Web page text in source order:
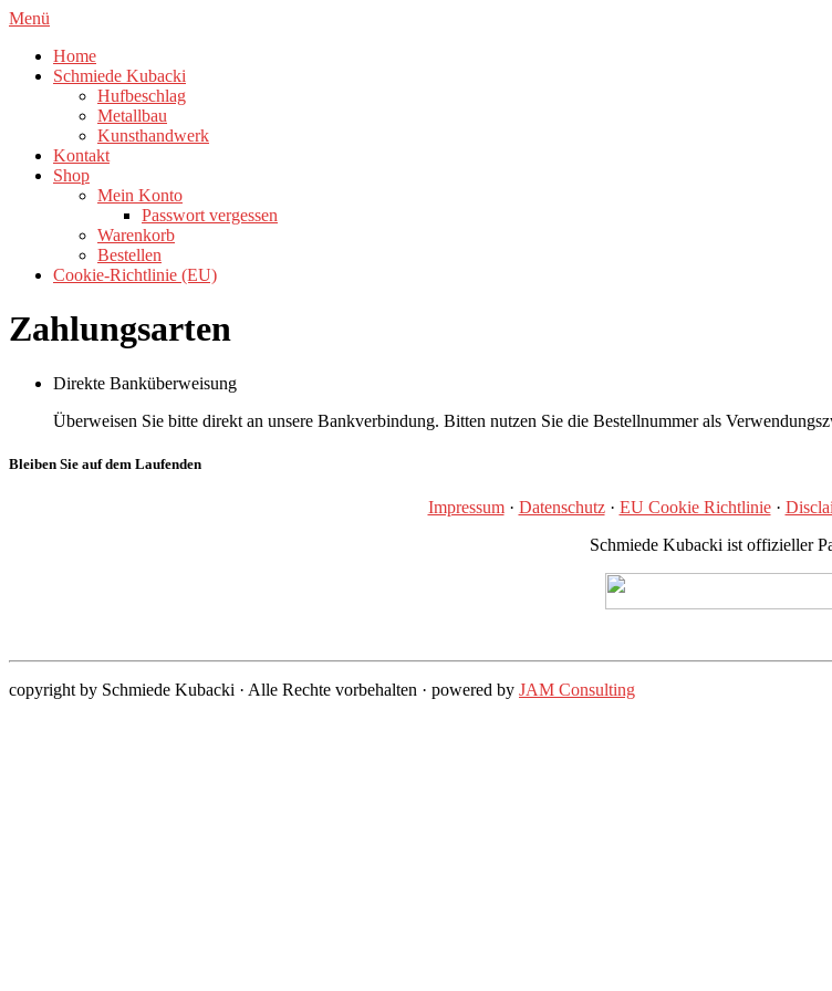
Zum
springen
Menü
Home
Schmiede Kubacki
Hufbeschlag
Metallbau
Kunsthandwerk
Kontakt
Shop
Mein Konto
Passwort vergessen
Warenkorb
Bestellen
Cookie-Richtlinie (EU)
Zahlungsarten
Direkte Banküberweisung
Überweisen Sie bitte direkt an unsere Bankverbindung. Bitten nutzen Sie die Bestellnummer als
Bleiben Sie auf dem Laufenden
Impressum· Datenschutz· EU Cookie Richtlinie·
Schmiede Kubacki ist offizieller
copyright by Schmiede Kubacki · Alle Rechte vorbehalten · powered by JAM Consulting